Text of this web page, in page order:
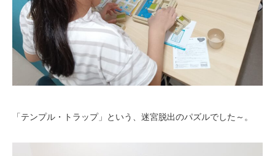
「テンプル・トラップ」という、迷宮脱出のパズルでした～。